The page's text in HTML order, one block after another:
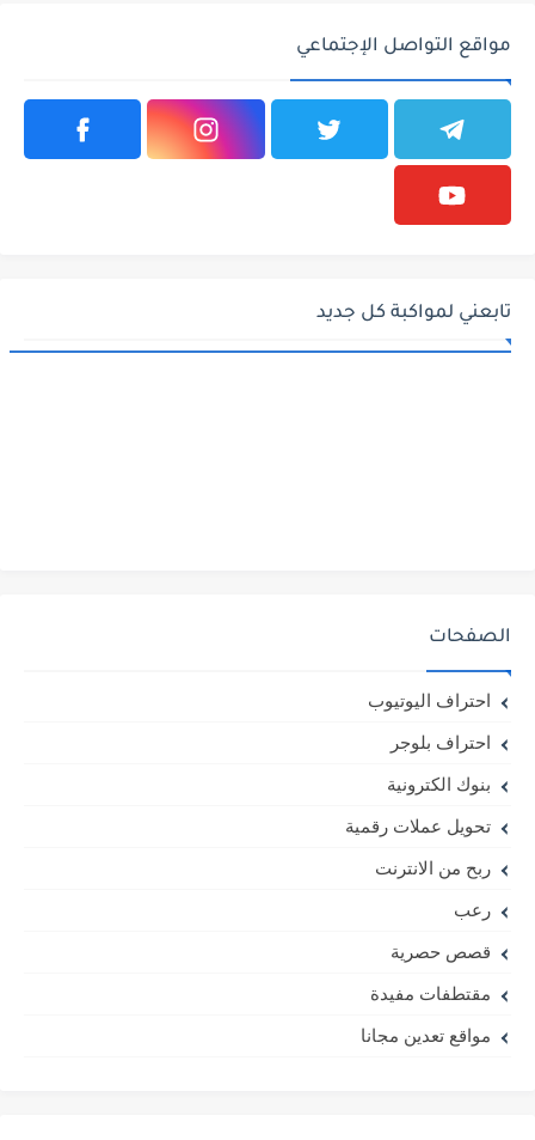
مواقع التواصل الإجتماعي
تابعني لمواكبة كل جديد
الصفحات
احتراف اليوتيوب
احتراف بلوجر
بنوك الكترونية
تحويل عملات رقمية
ربح من الانترنت
رعب
قصص حصرية
مقتطفات مفيدة
مواقع تعدين مجانا